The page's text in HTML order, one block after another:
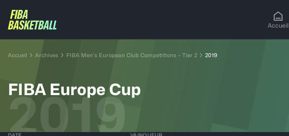
Accueil
Accueil Archives FIBA Men’s European Club Competitions – Tier 2 2019
FIBA Europe Cup
2019